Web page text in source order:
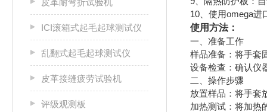
皮革耐弯折试验机
ICI滚箱式起毛起球测试仪
乱翻式起毛起球测试仪
皮革接缝疲劳试验机
评级观测板
10、使用omega进
使用方法：
一、准备工作
样品准备‌：将手套
设备检查‌：确认仪
二、操作步骤
放置样品‌：将手套
加热测试‌：将加热